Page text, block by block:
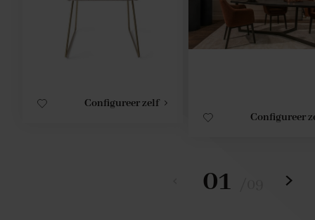
Configureer zelf
Configureer
01